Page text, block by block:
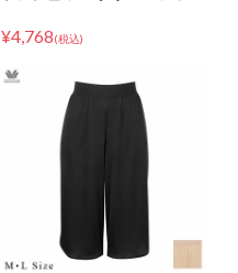
由来素材使用 HDB522 LLサイ
¥4,768(税込)